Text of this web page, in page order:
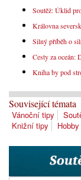
Soutěž: Úklid
Královna
Silný příběh o
Cesty za oceán:
Kniha by pod
Související témata
Vánoční tipy
Knižní tipy